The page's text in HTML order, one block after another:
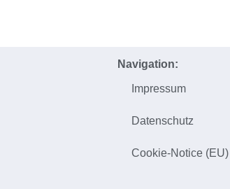
Navigation:
Impressum
Datenschutz
Cookie-Notice (EU)